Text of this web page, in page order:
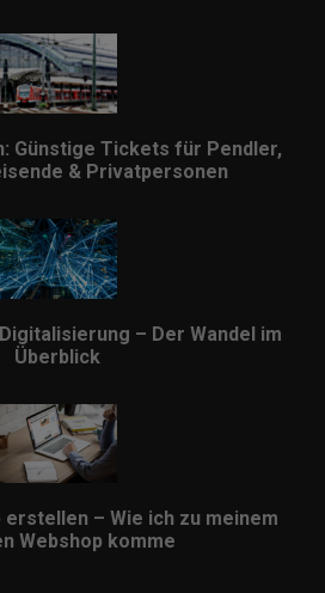
Günstige Tickets für Pendler,
& Privatpersonen
– Der Wandel im
Überblick
erstellen – Wie ich zu meinem
Webshop komme